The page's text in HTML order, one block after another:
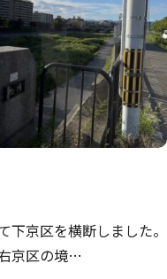
京区を横断しました。
京区の境…